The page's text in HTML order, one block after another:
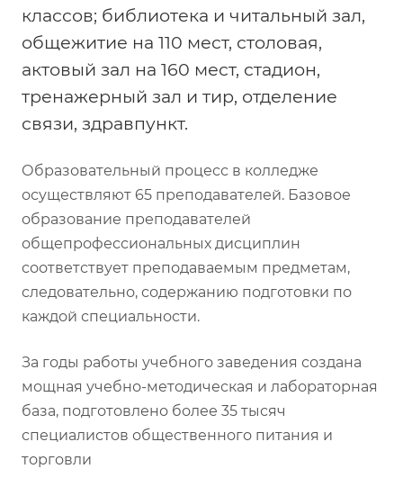
классов; библиотека и читальный зал,
общежитие на 110 мест, столовая,
актовый зал на 160 мест, стадион,
тренажерный зал и тир, отделение
связи, здравпункт.
Образовательный процесс в колледже
осуществляют 65 преподавателей. Базовое
образование преподавателей
общепрофессиональных дисциплин
соответствует преподаваемым предметам,
следовательно, содержанию подготовки по
каждой специальности.
За годы работы учебного заведения создана
мощная учебно-методическая и лабораторная
база, подготовлено более 35 тысяч
специалистов общественного питания и
торговли